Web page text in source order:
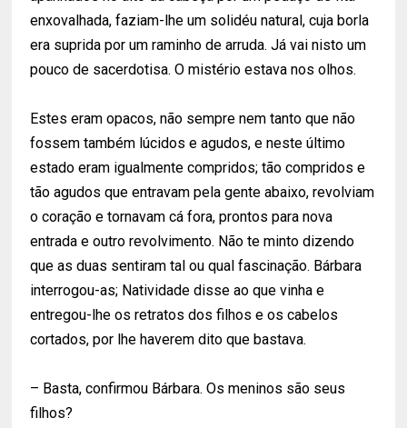
enxovalhada, faziam-lhe um solidéu natural, cuja borla
era suprida por um raminho de arruda. Já vai nisto um
pouco de sacerdotisa. O mistério estava nos olhos.
Estes eram opacos, não sempre nem tanto que não
fossem também lúcidos e agudos, e neste último
estado eram igualmente compridos; tão compridos e
tão agudos que entravam pela gente abaixo, revolviam
o coração e tornavam cá fora, prontos para nova
entrada e outro revolvimento. Não te minto dizendo
que as duas sentiram tal ou qual fascinação. Bárbara
interrogou-as; Natividade disse ao que vinha e
entregou-lhe os retratos dos filhos e os cabelos
cortados, por lhe haverem dito que bastava.
– Basta, confirmou Bárbara. Os meninos são seus
filhos?